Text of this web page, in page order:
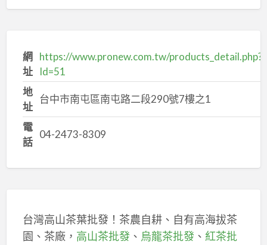
網
址
https://www.pronew.com.tw/products_detail.php?
Id=51
地
址
台中市南屯區南屯路二段290號7樓之1
電
話
04-2473-8309
台灣高山茶葉批發！茶農自耕、自有高海拔茶
園、茶廠， 高山茶批發、 烏龍茶批發、 紅茶批